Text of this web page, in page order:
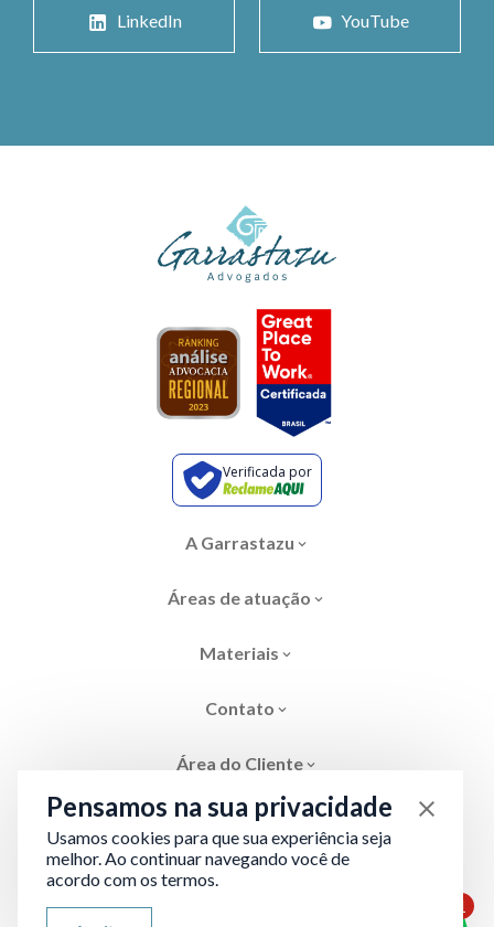
LinkedIn YouTube
Verificada por
A Garrastazu
Áreas de atuação
Materiais
Contato
Área do Cliente
Área restrita 1
Pensamos na sua privacidade
Usamos cookies para que sua experiência seja
melhor. Ao continuar navegando você de
acordo com os termos.